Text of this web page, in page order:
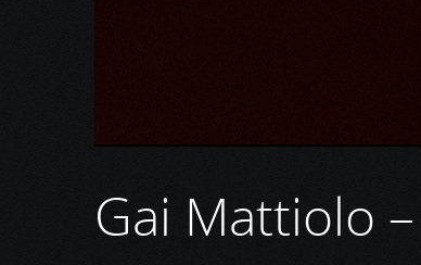
Gai Mattiolo